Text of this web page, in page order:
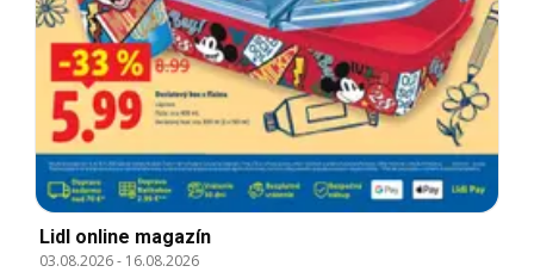
Lidl online magazín
03.08.2026- 16.08.2026